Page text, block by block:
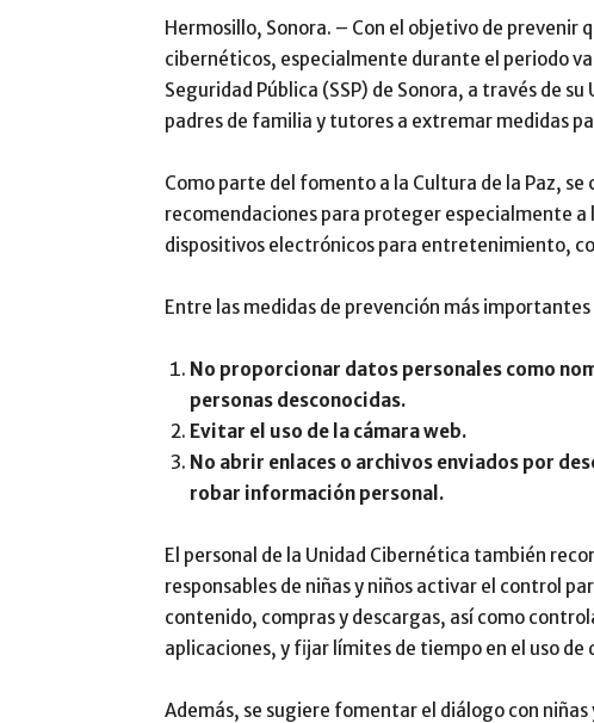
Hermosillo, Sonora. – Con el objetivo de prevenir
cibernéticos, especialmente durante el periodo
Seguridad Pública (SSP) de Sonora, a través de
padres de familia y tutores a extremar medidas
Como parte del fomento a la Cultura de la Paz,
recomendaciones para proteger especialmente a
dispositivos electrónicos para entretenimiento,
Entre las medidas de prevención más
No proporcionar datos personales como
personas desconocidas.
Evitar el uso de la cámara web.
No abrir enlaces o archivos enviados por
robar información personal.
El personal de la Unidad Cibernética también
responsables de niñas y niños activar el control
contenido, compras y descargas, así como
aplicaciones, y fijar límites de tiempo en el uso de
Además, se sugiere fomentar el diálogo con niñas